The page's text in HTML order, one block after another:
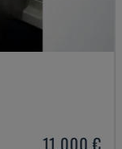
11.000 €